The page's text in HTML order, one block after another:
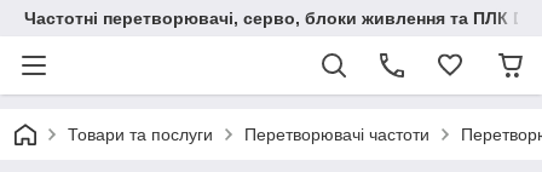
Частотні перетворювачі, серво, блоки живлення та ПЛК
Товари та послуги Перетворювачі частоти